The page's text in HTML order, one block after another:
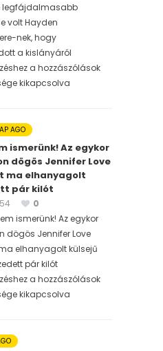
legfájdalmasabb
volt Hayden
nek, hogy
a kislányáról
a hozzászólások
kikapcsolva
AGO
ismerünk! Az egykor
dögös Jennifer Love
ma elhanyagolt
pár kilót
0
ismerünk! Az egykor
dögös Jennifer Love
elhanyagolt külsejű
pár kilót
a hozzászólások
kikapcsolva